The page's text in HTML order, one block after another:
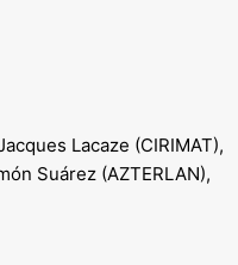
Lacaze (CIRIMAT),
Suárez (AZTERLAN),